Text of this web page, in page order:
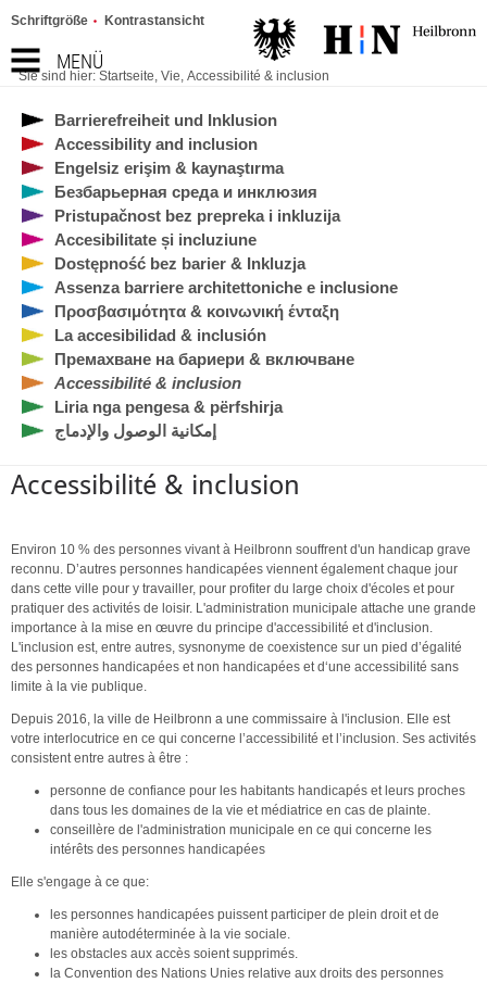
MENÜ
Schriftgröße Kontrastansicht
Sie sind hier: Startseite, Vie, Accessibilité & inclusion
Barrierefreiheit und Inklusion
Accessibility and inclusion
Engelsiz erişim & kaynaştırma
Безбарьерная среда и инклюзия
Pristupačnost bez prepreka i inkluzija
Accesibilitate și incluziune
Dostępność bez barier & Inkluzja
Assenza barriere architettoniche e inclusione
Προσβασιμότητα & κοινωνική ένταξη
La accesibilidad & inclusión
Премахване на бариери & включване
Accessibilité & inclusion
Liria nga pengesa & përfshirja
إمكانية الوصول والإدماج
Accessibilité & inclusion
Environ 10 % des personnes vivant à Heilbronn souffrent d'un handicap grave
reconnu. D’autres personnes handicapées viennent également chaque jour
dans cette ville pour y travailler, pour profiter du large choix d'écoles et pour
pratiquer des activités de loisir. L'administration municipale attache une grande
importance à la mise en œuvre du principe d'accessibilité et d'inclusion.
L'inclusion est, entre autres, sysnonyme de coexistence sur un pied d’égalité
des personnes handicapées et non handicapées et d‘une accessibilité sans
limite à la vie publique.
Depuis 2016, la ville de Heilbronn a une commissaire à l'inclusion. Elle est
votre interlocutrice en ce qui concerne l’accessibilité et l’inclusion. Ses activités
consistent entre autres à être :
personne de confiance pour les habitants handicapés et leurs proches
dans tous les domaines de la vie et médiatrice en cas de plainte.
conseillère de l'administration municipale en ce qui concerne les
intérêts des personnes handicapées
Elle s'engage à ce que:
les personnes handicapées puissent participer de plein droit et de
manière autodéterminée à la vie sociale.
les obstacles aux accès soient supprimés.
la Convention des Nations Unies relative aux droits des personnes